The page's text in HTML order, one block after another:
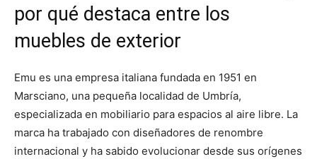
por qué destaca entre los
muebles de exterior
Emu es una empresa italiana fundada en 1951 en
Marsciano, una pequeña localidad de Umbría,
especializada en mobiliario para espacios al aire libre. La
marca ha trabajado con diseñadores de renombre
internacional y ha sabido evolucionar desde sus orígenes